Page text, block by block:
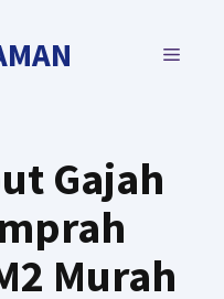
MENU
Gajah
Murah